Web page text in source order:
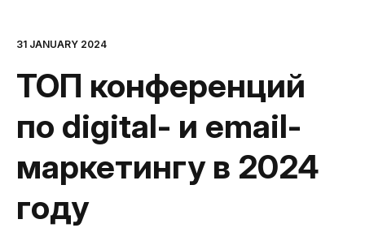
31 JANUARY 2024
ТОП конференций
по digital- и email-
маркетингу в 2024
году